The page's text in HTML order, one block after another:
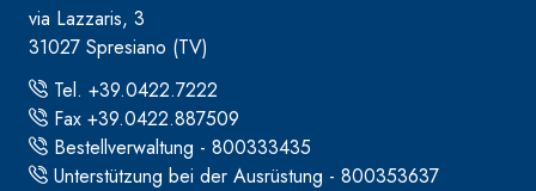
via Lazzaris, 3
31027 Spresiano (TV)
Tel. +39.0422.7222
Fax +39.0422.887509
Bestellverwaltung - 800333435
Unterstützung bei der Ausrüstung - 800353637